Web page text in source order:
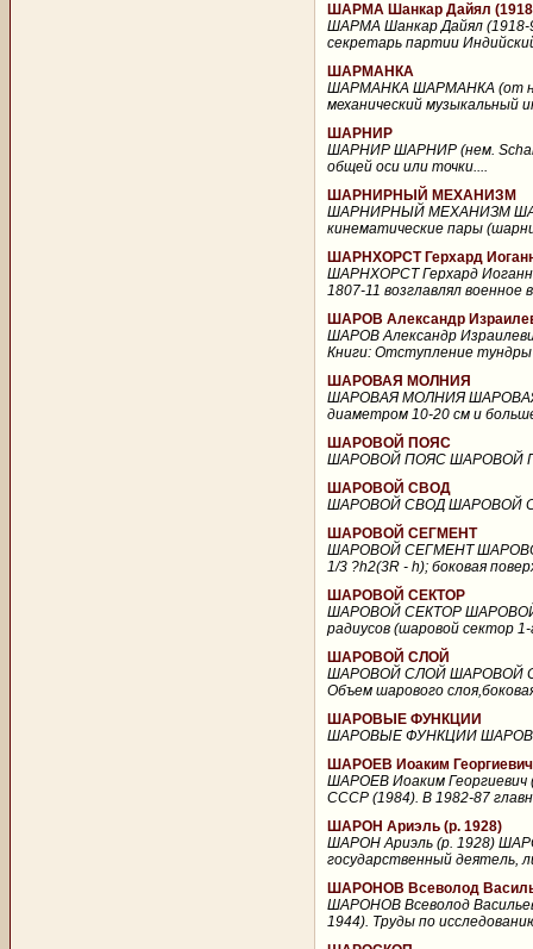
ШАРМА Шанкар Дайял
ШАРМА Шанкар Дайял (1918-
секретарь партии
ШАРМАНКА
ШАРМАНКА ШАРМАНКА (от
механический музыкальный
ШАРНИР
ШАРНИР ШАРНИР (нем.
общей оси или точки....
ШАРНИРНЫЙ МЕХАНИЗМ
ШАРНИРНЫЙ МЕХАНИЗМ
кинематические пары
ШАРНХОРСТ Герхард
ШАРНХОРСТ Герхард Иоганн
1807-11 возглавлял
ШАРОВ Александр
ШАРОВ Александр
Книги: Отступление
ШАРОВАЯ МОЛНИЯ
ШАРОВАЯ МОЛНИЯ ШАРОВАЯ
диаметром 10-20 см и
ШАРОВОЙ ПОЯС
ШАРОВОЙ ПОЯС ШАРОВОЙ
ШАРОВОЙ СВОД
ШАРОВОЙ СВОД ШАРОВОЙ
ШАРОВОЙ СЕГМЕНТ
ШАРОВОЙ СЕГМЕНТ ШАРОВОЙ
1/3 ?h2(3R - h); боковая
ШАРОВОЙ СЕКТОР
ШАРОВОЙ СЕКТОР ШАРОВОЙ
радиусов (шаровой сектор
ШАРОВОЙ СЛОЙ
ШАРОВОЙ СЛОЙ ШАРОВОЙ
Объем шарового
ШАРОВЫЕ ФУНКЦИИ
ШАРОВЫЕ ФУНКЦИИ
ШАРОЕВ Иоаким Георгиевич
ШАРОЕВ Иоаким Георгиевич
СССР (1984). В 1982-87
ШАРОН Ариэль (р. 1928)
ШАРОН Ариэль (р. 1928)
государственный деятель,
ШАРОНОВ Всеволод
ШАРОНОВ Всеволод
1944). Труды по